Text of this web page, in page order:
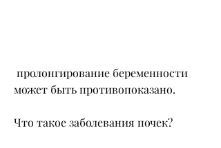
может быть противопоказано.
Что такое заболевания почек?